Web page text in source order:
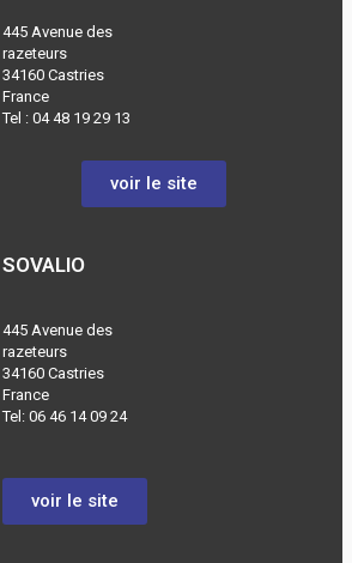
445 Avenue des
razeteurs
34160 Castries
France
Tel :04 48 19 29 13
voir le site
SOVALIO
445 Avenue des
razeteurs
34160 Castries
France
Tel: 06 46 14 09 24
voir le site